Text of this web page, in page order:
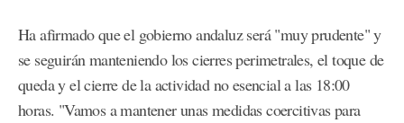
Ha afirmado que el gobierno andaluz será "muy prudente" y
se seguirán manteniendo los cierres perimetrales, el toque de
queda y el cierre de la actividad no esencial a las 18:00
horas. "Vamos a mantener unas medidas coercitivas para